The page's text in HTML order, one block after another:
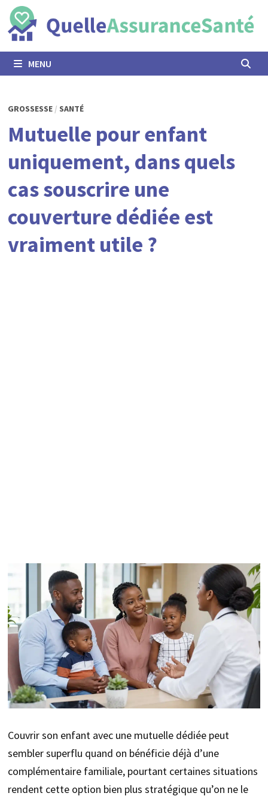
Passer
au
contenu
MENU
GROSSESSE/ SANTÉ
Mutuelle pour enfant
uniquement, dans quels
cas souscrire une
couverture dédiée est
vraiment utile ?
Couvrir son enfant avec une mutuelle dédiée peut
sembler superflu quand on bénéficie déjà d’une
complémentaire familiale, pourtant certaines situations
rendent cette option bien plus stratégique qu’on ne le